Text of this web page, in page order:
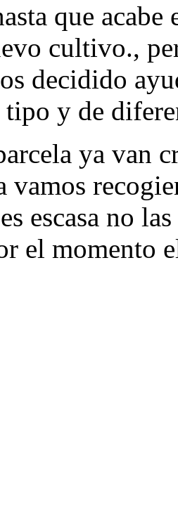
que
cultivo.,
decidido
y de
ya van
vamos
escasa no
el momento